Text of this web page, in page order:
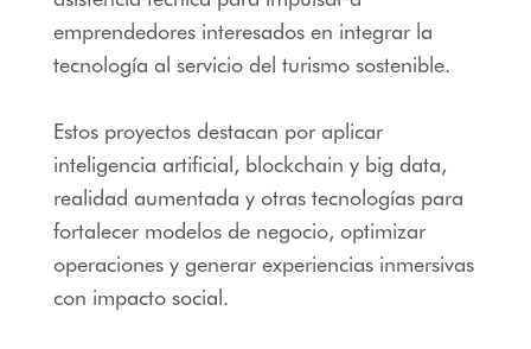
emprendedores interesados en integrar la
tecnología al servicio del turismo sostenible.
Estos proyectos destacan por aplicar
inteligencia artificial, blockchain y big data,
realidad aumentada y otras tecnologías para
fortalecer modelos de negocio, optimizar
operaciones y generar experiencias inmersivas
con impacto social.